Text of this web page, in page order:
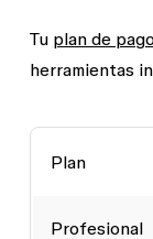
Tu plan de pago
herramientas
Plan
Profesional